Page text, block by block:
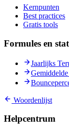
Kernpunten
Best practices
Gratis tools
Formules en
Jaarlijks
Woordenlijst
Helpcentrum